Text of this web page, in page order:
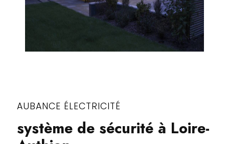
AUBANCE ÉLECTRICITÉ
système de sécurité à Loire-